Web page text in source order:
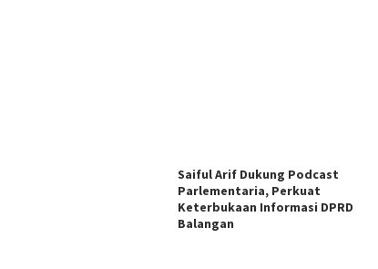
Saiful Arif Dukung Podcast
Parlementaria, Perkuat
Keterbukaan Informasi DPRD
Balangan